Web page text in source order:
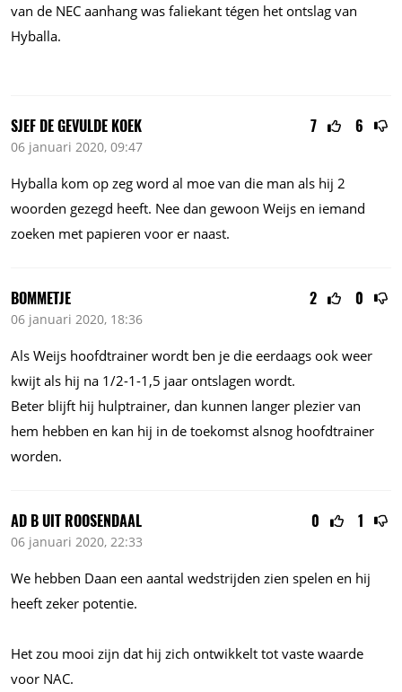
van de NEC aanhang was faliekant tégen het ontslag van
Hyballa.
7 6
SJEF DE GEVULDE KOEK
06 januari 2020, 09:47
Hyballa kom op zeg word al moe van die man als hij 2
woorden gezegd heeft. Nee dan gewoon Weijs en iemand
zoeken met papieren voor er naast.
2 0
BOMMETJE
06 januari 2020, 18:36
Als Weijs hoofdtrainer wordt ben je die eerdaags ook weer
kwijt als hij na 1/2-1-1,5 jaar ontslagen wordt.
Beter blijft hij hulptrainer, dan kunnen langer plezier van
hem hebben en kan hij in de toekomst alsnog hoofdtrainer
worden.
0 1
AD B UIT ROOSENDAAL
06 januari 2020, 22:33
We hebben Daan een aantal wedstrijden zien spelen en hij
heeft zeker potentie.
Het zou mooi zijn dat hij zich ontwikkelt tot vaste waarde
voor NAC.